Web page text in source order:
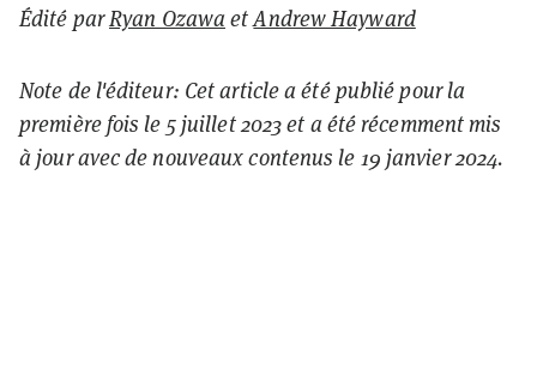
Édité parRyan OzawaetAndrew Hayward
Note de l'éditeur: Cet article a été publié pour la
première fois le 5 juillet 2023 et a été récemment mis
à jour avec de nouveaux contenus le 19 janvier 2024.